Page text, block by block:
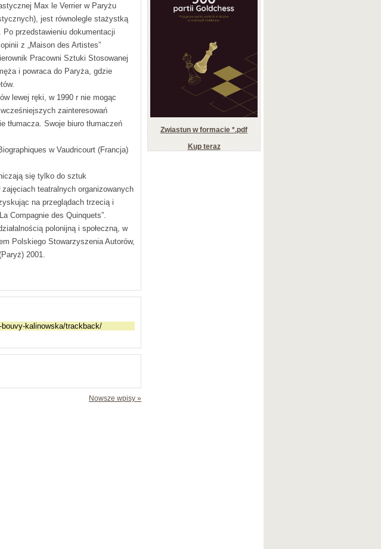
Max le Verrier w Paryżu
jest równolegle stażystką
przedstawieniu dokumentacji
z „Maison des Artistes”
Pracowni Sztuki Stosowanej
i powraca do Paryża, gdzie
lewej ręki, w 1990 r nie mogąc
zainteresowań
tłumacza. Swoje biuro tłumaczeń
w Vaudricourt (Francja)
się tylko do sztuk
teatralnych organizowanych
na przeglądach trzecią i
Compagnie des Quinquets”.
polonijną i społeczną, w
Polskiego Stowarzyszenia Autorów,
2001.
Nowsze wpisy »
Zwiastun w formacie *.pdf
Kup teraz